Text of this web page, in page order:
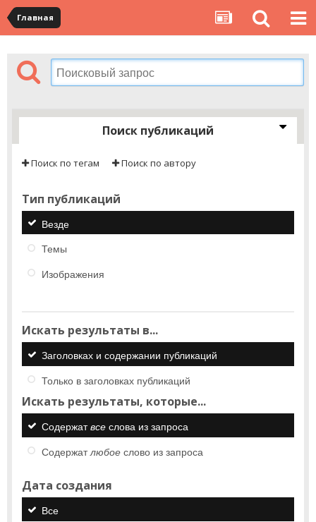
Главная
Поиск публикаций
Поиск по тегам Поиск по автору
Тип публикаций
Везде
Темы
Изображения
Искать результаты в...
Заголовках и содержании публикаций
Только в заголовках публикаций
Искать результаты, которые...
Содержатвсе слова из запроса
Содержатлюбое слово из запроса
Дата создания
Все